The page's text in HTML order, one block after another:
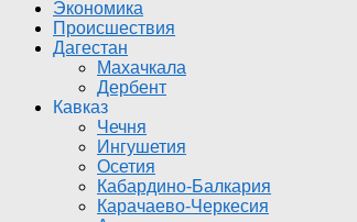
Экономика
Происшествия
Дагестан
Махачкала
Дербент
Кавказ
Чечня
Ингушетия
Осетия
Кабардино-Балкария
Карачаево-Черкесия